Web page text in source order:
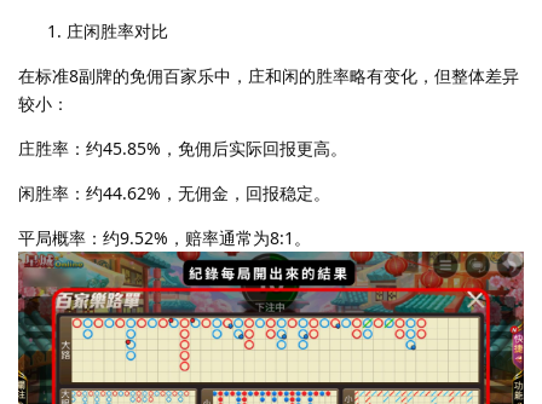
庄闲胜率对比
在标准8副牌的免佣百家乐中，庄和闲的胜率略有变化，但整体差异
较小：
庄胜率：约45.85%，免佣后实际回报更高。
闲胜率：约44.62%，无佣金，回报稳定。
平局概率：约9.52%，赔率通常为8:1。